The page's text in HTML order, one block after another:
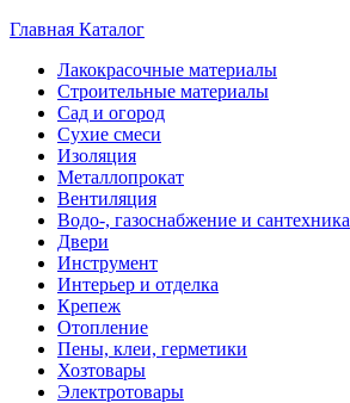
Главная Каталог
Лакокрасочные материалы
Строительные материалы
Сад и огород
Сухие смеси
Изоляция
Металлопрокат
Вентиляция
Водо-, газоснабжение и сантехника
Двери
Инструмент
Интерьер и отделка
Крепеж
Отопление
Пены, клеи, герметики
Хозтовары
Электротовары